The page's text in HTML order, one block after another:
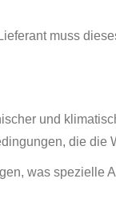
muss
und
die die
was spezielle